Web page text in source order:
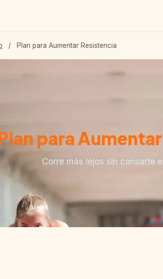
/ Plan para Aumentar Resistencia
para
Corre más lejos sin cansarte